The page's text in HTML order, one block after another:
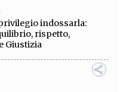
indossarla:
rispetto,
Giustizia